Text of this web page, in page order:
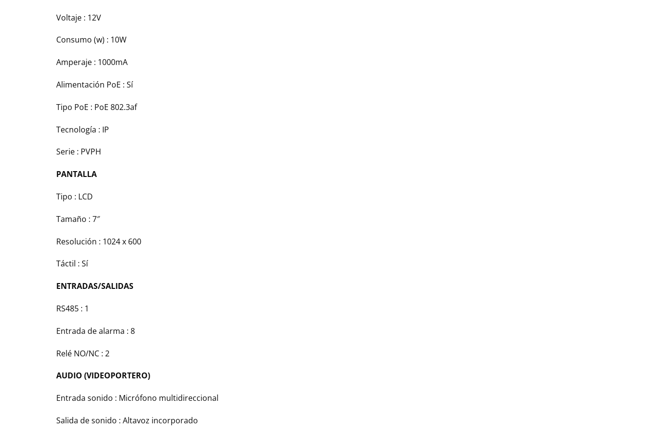
Voltaje : 12V
Consumo (w) : 10W
Amperaje : 1000mA
Alimentación PoE : Sí
Tipo PoE : PoE 802.3af
Tecnología : IP
Serie : PVPH
PANTALLA
Tipo : LCD
Tamaño : 7″
Resolución : 1024 x 600
Táctil : Sí
ENTRADAS/SALIDAS
RS485 : 1
Entrada de alarma : 8
Relé NO/NC : 2
AUDIO (VIDEOPORTERO)
Entrada sonido : Micrófono multidireccional
Salida de sonido : Altavoz incorporado